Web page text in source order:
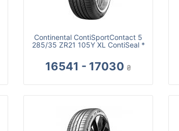
Continental ContiSportContact 5
285/35 ZR21 105Y XL ContiSeal *
16541 - 17030 ₴